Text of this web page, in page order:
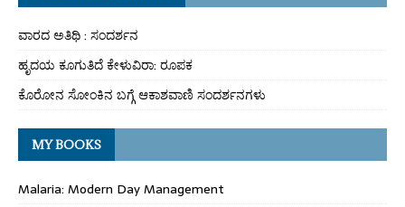
ವಾರದ ಅತಿಥಿ : ಸಂದರ್ಶನ
ಹೃದಯ ಕೂಗುತಿದೆ ಕೇಳುವಿರಾ: ರೂಪಕ
ಕೊರೋನ ಸೋಂಕಿನ ಬಗ್ಗೆ ಆಕಾಶವಾಣಿ ಸಂದರ್ಶನಗಳು
MY BOOKS
Malaria: Modern Day Management